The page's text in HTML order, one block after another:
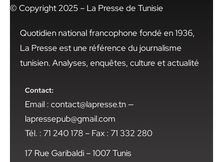
© Copyright 2025 – La Presse de Tunisie
Quotidien national francophone fondé en 1936,
La Presse est une référence du journalisme
tunisien. Analyses, enquêtes, culture et actualité
Contact:
Email : contact@lapresse.tn —
lapressepub@gmail.com
Tél. : 71 240 178 – Fax : 71 332 280
17 Rue Garibaldi – 1007 Tunis